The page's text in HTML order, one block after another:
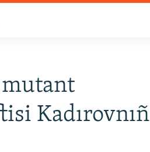
mutant
Kadırovnıñ